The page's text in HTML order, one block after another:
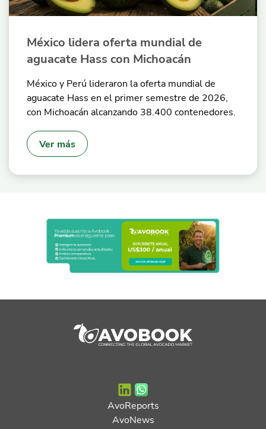
México lidera oferta mundial de
aguacate Hass con Michoacán
México y Perú lideraron la oferta mundial de
aguacate Hass en el primer semestre de 2026,
con Michoacán alcanzando 38.400 contenedores.
Ver más
AvoReports
AvoNews